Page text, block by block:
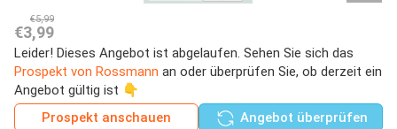
€5,99
€3,99
Leider! Dieses Angebot ist abgelaufen. Sehen Sie sich das
Prospekt von Rossmann an oder überprüfen Sie, ob derzeit ein
Angebot gültig ist 👇
Prospekt anschauen
Angebot überprüfen